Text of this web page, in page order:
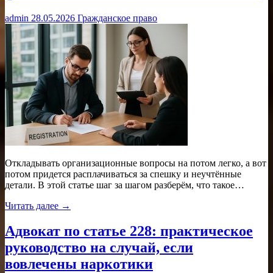
admin 28.05.2026 Гражданское право
Откладывать организационные вопросы на потом легко, а вот
потом придется расплачиваться за спешку и неучтённые
детали. В этой статье шаг за шагом разберём, что такое…
Читать далее →
Адвокат по статье 228: практическое
руководство на случай, если
вовлечены наркотики